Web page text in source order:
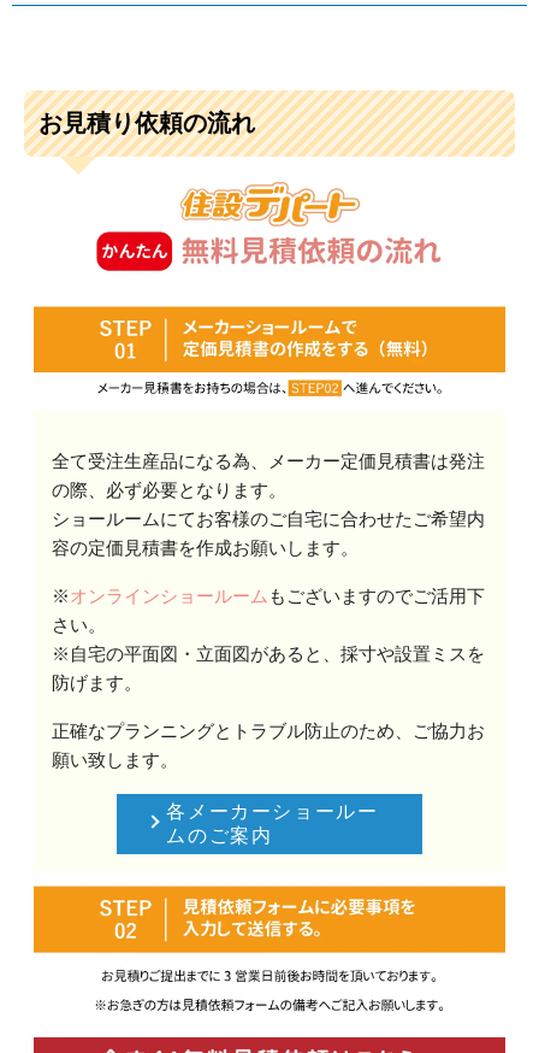
お見積り依頼の流れ
全て受注生産品になる為、メーカー定価見積書は発注
の際、必ず必要となります。
ショールームにてお客様のご自宅に合わせたご希望内
容の定価見積書を作成お願いします。
※オンラインショールーム もございますのでご活用下
さい。
※自宅の平面図・立面図があると、採寸や設置ミスを
防げます。
正確なプランニングとトラブル防止のため、ご協力お
願い致します。
各メーカーショールー
ムのご案内